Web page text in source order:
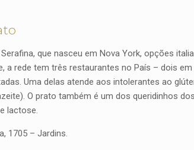
que nasceu em Nova York, opções
a rede tem três restaurantes no País – dois
Uma delas atende aos intolerantes ao
O prato também é um dos queridinhos
lactose.
1705 – Jardins.